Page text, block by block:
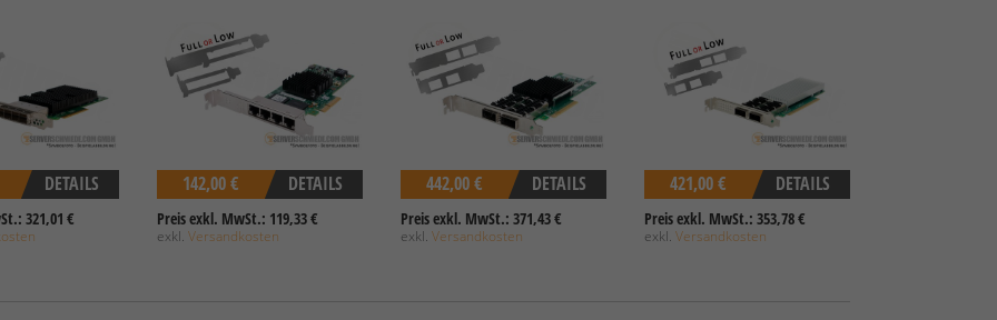
DETAILS
321,01 €
DETAILS
142,00 €
Preis exkl. MwSt.: 119,33 €
exkl. Versandkosten
DETAILS
442,00 €
Preis exkl. MwSt.: 371,43 €
exkl. Versandkosten
DETAILS
421,00 €
Preis exkl. MwSt.: 353,78 €
exkl. Versandkosten